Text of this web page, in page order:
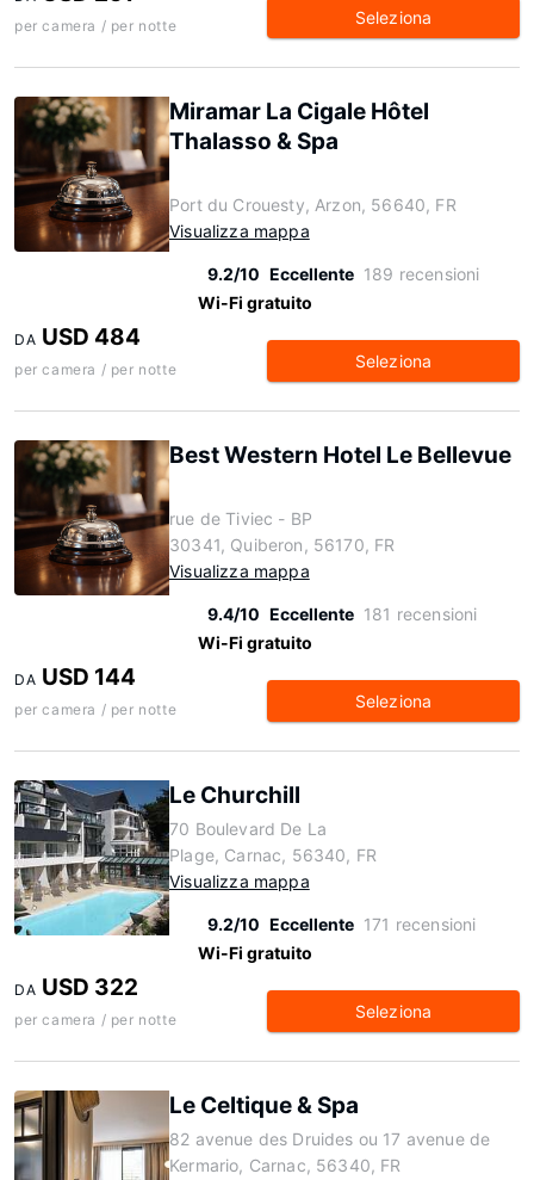
per camera / per notte Seleziona
Miramar La Cigale Hôtel
Thalasso & Spa
Port du Crouesty, Arzon, 56640, FR
Visualizza mappa
9.2/10 Eccellente 189 recensioni
Wi-Fi gratuito
DA USD 484
per camera / per notte Seleziona
Best Western Hotel Le Bellevue
rue de Tiviec - BP
30341, Quiberon, 56170, FR
Visualizza mappa
9.4/10 Eccellente 181 recensioni
Wi-Fi gratuito
DA USD 144
per camera / per notte Seleziona
Le Churchill
70 Boulevard De La
Plage, Carnac, 56340, FR
Visualizza mappa
9.2/10 Eccellente 171 recensioni
Wi-Fi gratuito
DA USD 322
per camera / per notte Seleziona
Le Celtique & Spa
82 avenue des Druides ou 17 avenue de
Kermario, Carnac, 56340, FR